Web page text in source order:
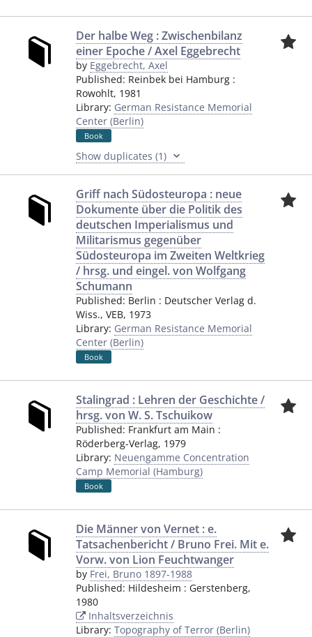
Der halbe Weg : Zwischenbilanz
einer Epoche / Axel Eggebrecht
by Eggebrecht, Axel
Published: Reinbek bei Hamburg :
Rowohlt, 1981
Library: German Resistance Memorial
Center (Berlin)
Book
Show duplicates (1)
Griff nach Südosteuropa : neue
Dokumente über die Politik des
deutschen Imperialismus und
Militarismus gegenüber
Südosteuropa im Zweiten Weltkrieg
/ hrsg. und eingel. von Wolfgang
Schumann
Published: Berlin : Deutscher Verlag d.
Wiss., VEB, 1973
Library: German Resistance Memorial
Center (Berlin)
Book
Stalingrad : Lehren der Geschichte /
hrsg. von W. S. Tschuikow
Published: Frankfurt am Main :
Röderberg-Verlag, 1979
Library: Neuengamme Concentration
Camp Memorial (Hamburg)
Book
Die Männer von Vernet : e.
Tatsachenbericht / Bruno Frei. Mit e.
Vorw. von Lion Feuchtwanger
by Frei, Bruno 1897-1988
Published: Hildesheim : Gerstenberg,
1980
Inhaltsverzeichnis
Library: Topography of Terror (Berlin)